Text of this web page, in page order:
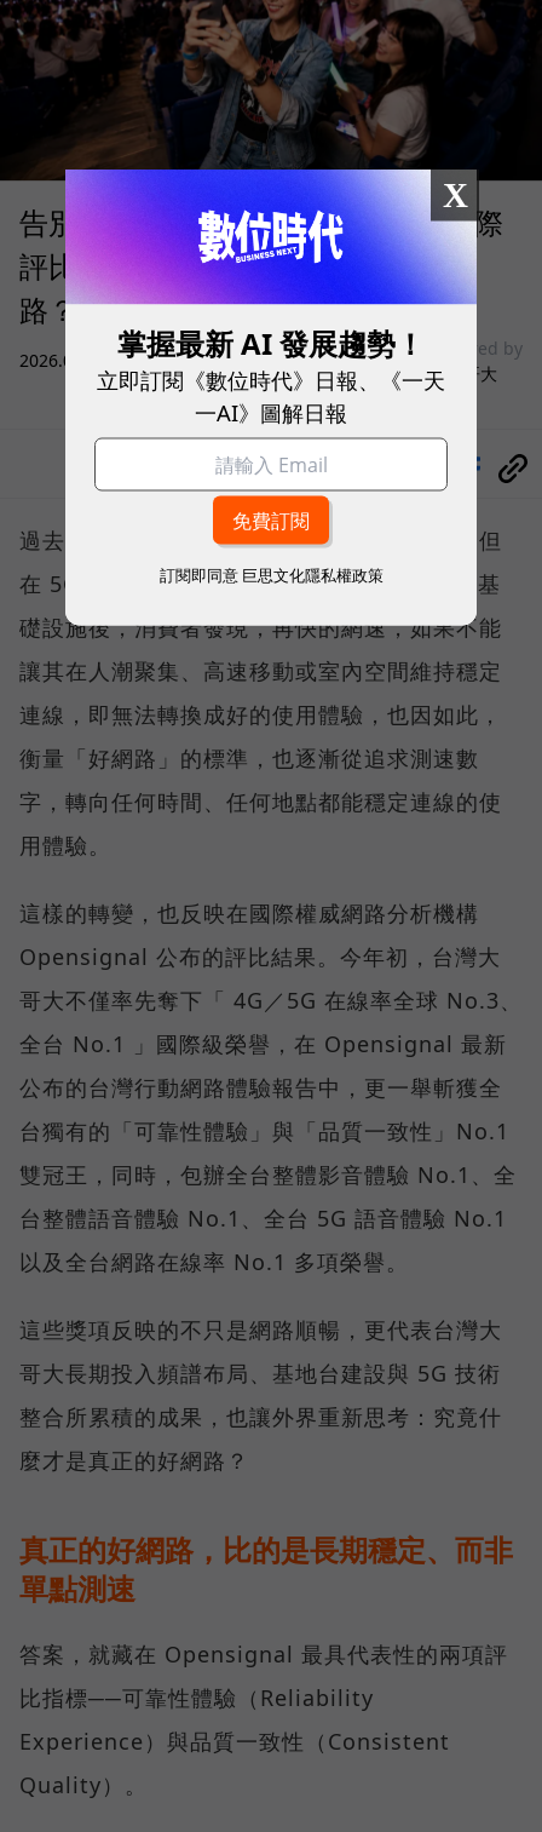
告別「極速迷思」！Opensignal 國際
評比揭密：什麼才是 5G 時代的好網
路？
2026.08.03 3C生活
sponsored by
台灣大哥大
過去，下載速度是評價電信服務的重要指標，但
在 5G 成為工作、娛樂、生活不可或缺的數位基
礎設施後，消費者發現，再快的網速，如果不能
讓其在人潮聚集、高速移動或室內空間維持穩定
連線，即無法轉換成好的使用體驗，也因如此，
衡量「好網路」的標準，也逐漸從追求測速數
字，轉向任何時間、任何地點都能穩定連線的使
用體驗。
這樣的轉變，也反映在國際權威網路分析機構
Opensignal 公布的評比結果。今年初，台灣大
哥大不僅率先奪下「 4G／5G 在線率全球 No.3、
全台 No.1 」國際級榮譽，在 Opensignal 最新
公布的台灣行動網路體驗報告中，更一舉斬獲全
台獨有的「可靠性體驗」與「品質一致性」No.1
雙冠王，同時，包辦全台整體影音體驗 No.1、全
台整體語音體驗 No.1、全台 5G 語音體驗 No.1
以及全台網路在線率 No.1 多項榮譽。
這些獎項反映的不只是網路順暢，更代表台灣大
哥大長期投入頻譜布局、基地台建設與 5G 技術
整合所累積的成果，也讓外界重新思考：究竟什
麼才是真正的好網路？
真正的好網路，比的是長期穩定、而非
單點測速
答案，就藏在 Opensignal 最具代表性的兩項評
比指標──可靠性體驗（Reliability
Experience）與品質一致性（Consistent
Quality）。
X
掌握最新 AI 發展趨勢！
立即訂閱《數位時代》日報、《一天
一AI》圖解日報
訂閱即同意 巨思文化隱私權政策